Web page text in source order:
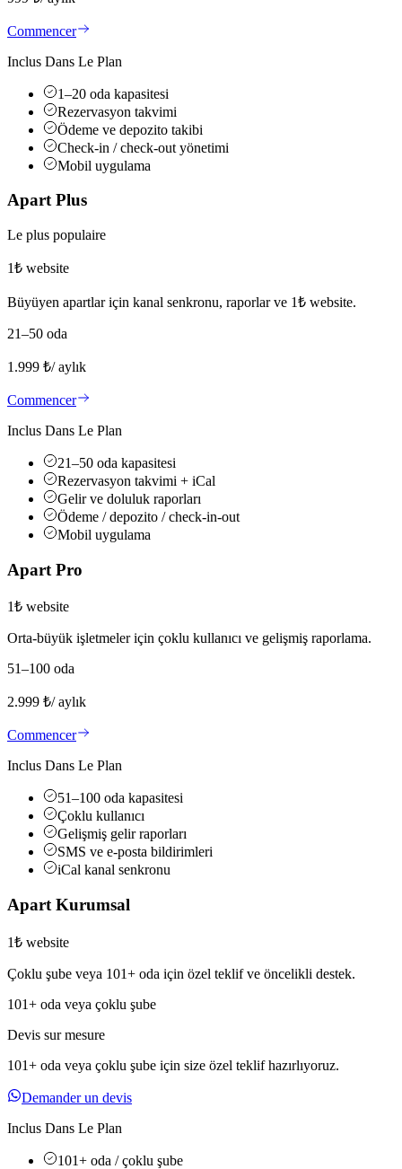
Commencer
Inclus Dans Le Plan
1–20 oda kapasitesi
Rezervasyon takvimi
Ödeme ve depozito takibi
Check-in / check-out yönetimi
Mobil uygulama
Apart Plus
Le plus populaire
1₺ website
Büyüyen apartlar için kanal senkronu, raporlar ve 1₺ website.
21–50 oda
1.999 ₺/ aylık
Commencer
Inclus Dans Le Plan
21–50 oda kapasitesi
Rezervasyon takvimi + iCal
Gelir ve doluluk raporları
Ödeme / depozito / check-in-out
Mobil uygulama
Apart Pro
1₺ website
Orta-büyük işletmeler için çoklu kullanıcı ve gelişmiş raporlama.
51–100 oda
2.999 ₺/ aylık
Commencer
Inclus Dans Le Plan
51–100 oda kapasitesi
Çoklu kullanıcı
Gelişmiş gelir raporları
SMS ve e-posta bildirimleri
iCal kanal senkronu
Apart Kurumsal
1₺ website
Çoklu şube veya 101+ oda için özel teklif ve öncelikli destek.
101+ oda veya çoklu şube
Devis sur mesure
101+ oda veya çoklu şube için size özel teklif hazırlıyoruz.
Demander un devis
Inclus Dans Le Plan
101+ oda / çoklu şube